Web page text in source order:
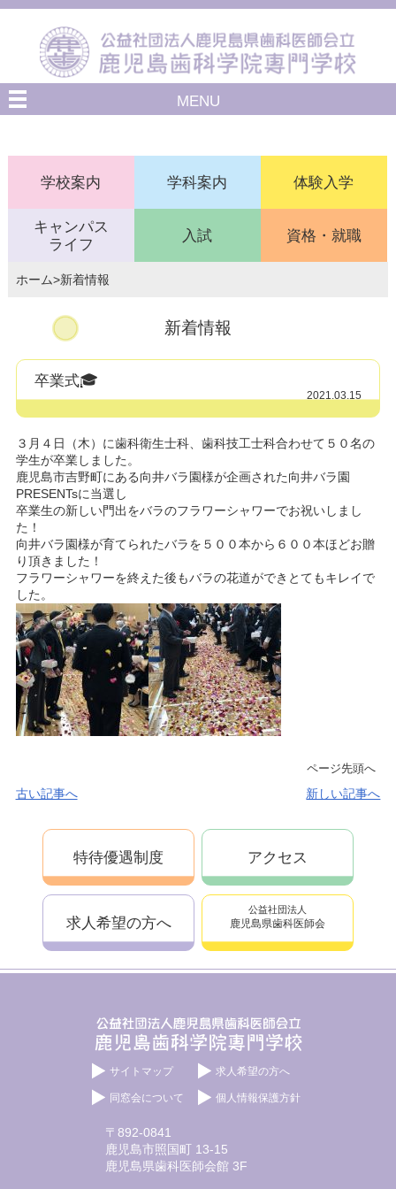
MENU
学校案内 学科案内 体験入学
キャンパス
ライフ
入試 資格・就職
ホーム>新着情報
新着情報
卒業式🎓
2021.03.15
３月４日（木）に歯科衛生士科、歯科技工士科合わせて５０名の
学生が卒業しました。
鹿児島市吉野町にある向井バラ園様が企画された向井バラ園
PRESENTsに当選し
卒業生の新しい門出をバラのフラワーシャワーでお祝いしまし
た！
向井バラ園様が育てられたバラを５００本から６００本ほどお贈
り頂きました！
フラワーシャワーを終えた後もバラの花道ができとてもキレイで
した。
ページ先頭へ
古い記事へ 新しい記事へ
特待優遇制度 アクセス
求人希望の方へ
公益社団法人
鹿児島県歯科医師会
サイトマップ 求人希望の方へ
同窓会について 個人情報保護方針
〒892-0841
鹿児島市照国町 13-15
鹿児島県歯科医師会館 3F